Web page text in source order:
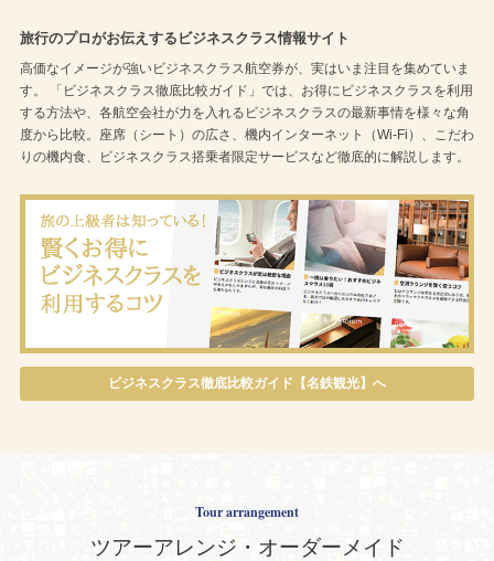
旅行のプロがお伝えするビジネスクラス情報サイト
高価なイメージが強いビジネスクラス航空券が、実はいま注目を集めていま
す。 「ビジネスクラス徹底比較ガイド」では、お得にビジネスクラスを利用
する方法や、各航空会社が力を入れるビジネスクラスの最新事情を様々な角
度から比較。座席（シート）の広さ、機内インターネット（Wi-Fi）、こだわ
りの機内食、ビジネスクラス搭乗者限定サービスなど徹底的に解説します。
ビジネスクラス徹底比較ガイド【名鉄観光】へ
Tour arrangement
ツアーアレンジ・オーダーメイド